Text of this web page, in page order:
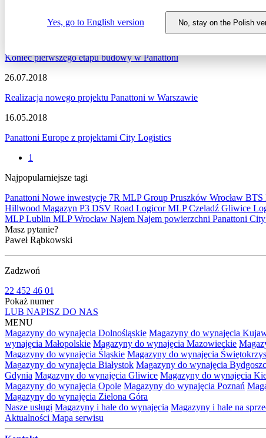
Yes, go to English version No, stay on the Polish
Zapraszamy do zapoznania się z najnowszymi informacjami
Koniec pierwszego etapu budowy w Panattoni
26.07.2018
Realizacja nowego projektu Panattoni w Warszawie
16.05.2018
Panattoni Europe z projektami City Logistics
1
Najpopularniejsze tagi
Panattoni Nowe inwestycje 7R MLP Group Pruszków Wrocław BTS
Hillwood Magazyn P3 DSV Road LogicorMLP Czeladź Gliwice
MLP Lublin MLP Wrocław Najem Najem powierzchni Panattoni
Masz pytanie?
Paweł Rąbkowski
Zadzwoń
22 452 46 01
Pokaż numer
LUB NAPISZ DO NAS
MENU
Magazyny do wynajęcia Dolnośląskie Magazyny do wynajęcia
wynajęcia Małopolskie Magazyny do wynajęcia Mazowieckie
Magazyny do wynajęcia Śląskie Magazyny do wynajęcia
Magazyny do wynajęcia Białystok Magazyny do wynajęcia
Gdynia Magazyny do wynajęcia Gliwice Magazyny do wynajęcia
Magazyny do wynajęcia Opole Magazyny do wynajęcia Poznań
Magazyny do wynajęcia Zielona Góra
Nasze usługi Magazyny i hale do wynajęcia Magazyny i hale na
Aktualności Mapa serwisu